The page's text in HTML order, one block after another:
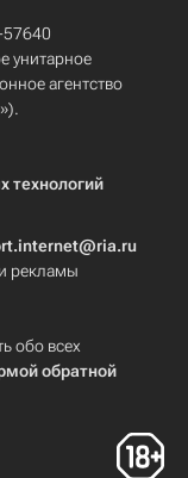
унитарное
агентство
технологий
рекламы
обо всех
обратной